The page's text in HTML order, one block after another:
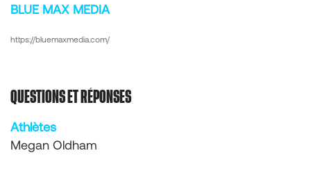
BLUE MAX MEDIA
https://bluemaxmedia.com/
QUESTIONS ET RÉPONSES
Athlètes
Megan Oldham